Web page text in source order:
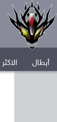
أبطال